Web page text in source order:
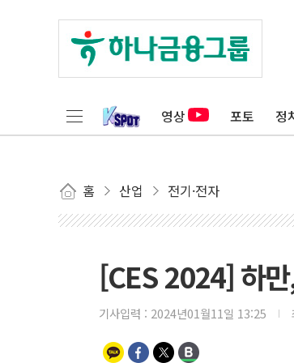
영상 포토 정
홈 산업 전기·전자
[CES 2024] 하
기사입력 : 2024년01월11일 13:25